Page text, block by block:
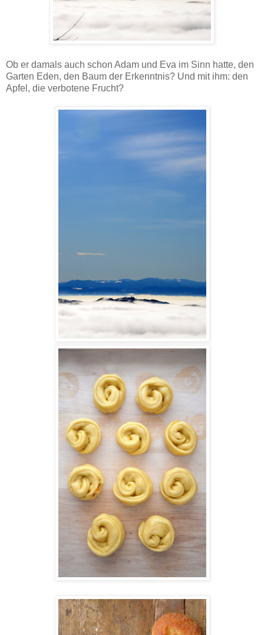
Ob er damals auch schon Adam und Eva im Sinn hatte, den
Garten Eden, den Baum der Erkenntnis? Und mit ihm: den
Apfel, die verbotene Frucht?